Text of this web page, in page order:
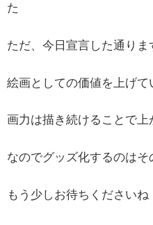
た
ただ、今日宣言した通り
絵画としての価値を上げて
画力は描き続けることで
なのでグッズ化するのは
もう少しお待ちくださいね